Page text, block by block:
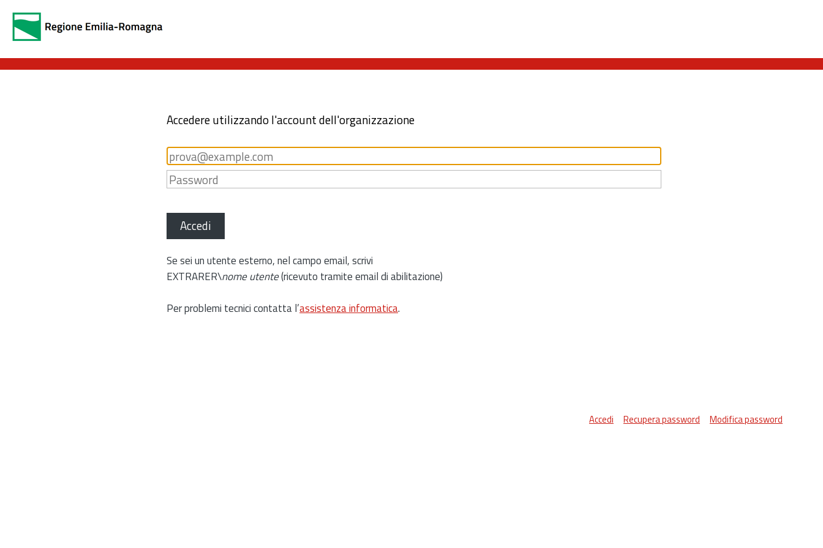
Accedere utilizzando l'account dell'organizzazione
Accedi
Se sei un utente esterno, nel campo email, scrivi
EXTRARER\nome utente(ricevuto tramite email di abilitazione)
Per problemi tecnici contatta l’assistenza informatica.
Accedi Recupera password Modifica password